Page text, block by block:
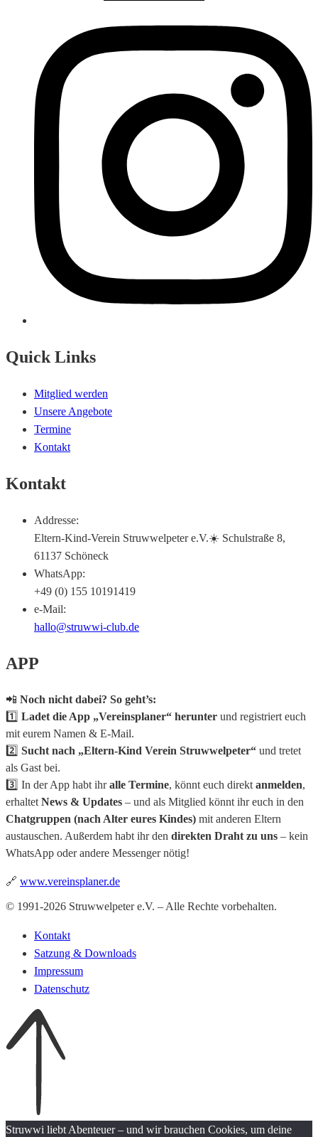
Quick Links
Mitglied werden
Unsere Angebote
Termine
Kontakt
Kontakt
Addresse:
Eltern-Kind-Verein Struwwelpeter e.V.☀️ Schulstraße 8,
61137 Schöneck
WhatsApp:
+49 (0) 155 10191419
e-Mail:
hallo@struwwi-club.de
APP
📲 Noch nicht dabei? So geht’s:
1️⃣ Ladet die App „Vereinsplaner“ herunter und registriert euch
mit eurem Namen & E-Mail.
2️⃣ Sucht nach „Eltern-Kind Verein Struwwelpeter“ und tretet
als Gast bei.
3️⃣ In der App habt ihralle Termine, könnt euch direkt anmelden,
erhaltet News & Updates – und als Mitglied könnt ihr euch in den
Chatgruppen (nach Alter eures Kindes) mit anderen Eltern
austauschen. Außerdem habt ihr den direkten Draht zu uns – kein
WhatsApp oder andere Messenger nötig!
🔗 www.vereinsplaner.de
© 1991-2026 Struwwelpeter e.V. – Alle Rechte vorbehalten.
Kontakt
Satzung & Downloads
Impressum
Datenschutz
Struwwi liebt Abenteuer – und wir brauchen Cookies, um deine